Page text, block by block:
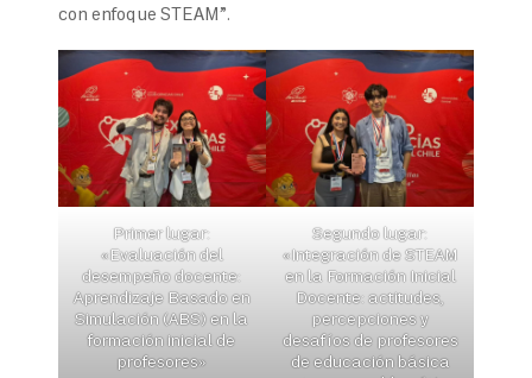
con enfoque STEAM”.
Primer lugar:
«Evaluación del
desempeño docente:
Aprendizaje Basado en
Simulación (ABS) en la
formación inicial de
profesores»
Segundo lugar:
«Integración de STEAM
en la Formación Inicial
Docente: actitudes,
percepciones y
desafíos de profesores
de educación básica